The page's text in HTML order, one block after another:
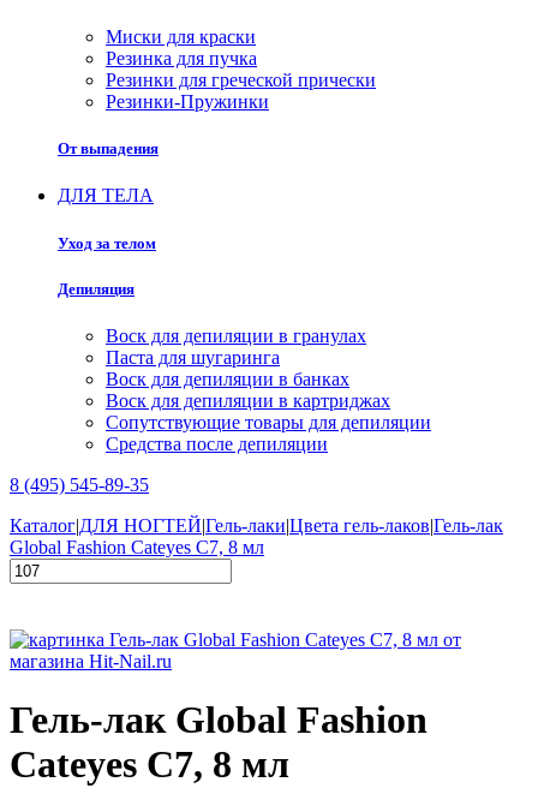
Миски для краски
Резинка для пучка
Резинки для греческой прически
Резинки-Пружинки
От выпадения
ДЛЯ ТЕЛА
Уход за телом
Депиляция
Воск для депиляции в гранулах
Паста для шугаринга
Воск для депиляции в банках
Воск для депиляции в картриджах
Сопутствующие товары для депиляции
Средства после депиляции
8 (495) 545-89-35
Каталог|ДЛЯ НОГТЕЙ|Гель-лаки|Цвета гель-лаков|Гель-лак
Global Fashion Cateyes C7, 8 мл
Гель-лак Global Fashion
Cateyes C7, 8 мл